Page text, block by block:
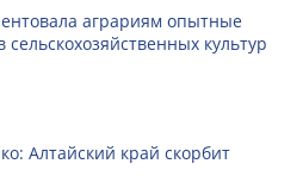
аграриям опытные
культур
Алтайский край скорбит